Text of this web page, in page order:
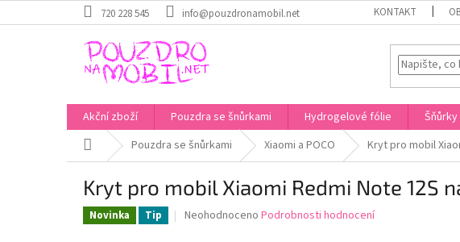
na
720 228 545 info@pouzdronamobil.net KONTAKT
Akční zboží Pouzdra se šnůrkami Hydrogelové fólie Šňůrky
Domů Pouzdra se šnůrkami Xiaomi a POCO Kryt pro mobil
Kryt pro mobil Xiaomi Redmi Note 12S
Novinka Tip
Průměrné
Neohodnoceno Podrobnosti hodnocení